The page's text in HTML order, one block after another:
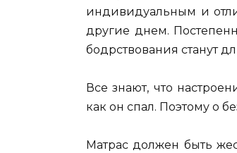
индивидуальным и
другие днем.
бодрствования станут
Все знают, что
как он спал. Поэтому о
Матрас должен быть